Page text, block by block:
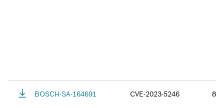
BOSCH-SA-164691 CVE-2023-5246 8.8